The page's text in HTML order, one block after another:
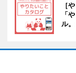
［
「
ル